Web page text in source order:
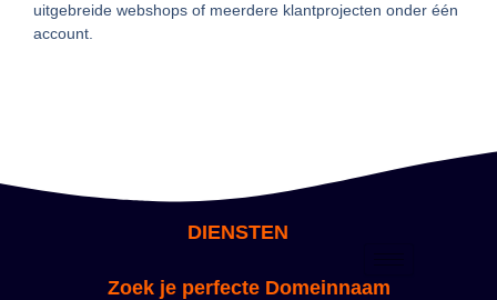
uitgebreide webshops of meerdere klantprojecten onder één
account.
DIENSTEN
Zoek je perfecte Domeinnaam